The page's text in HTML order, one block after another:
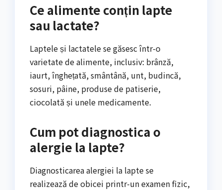
Ce alimente conțin lapte
sau lactate?
Laptele și lactatele se găsesc într-o
varietate de alimente, inclusiv: brânză,
iaurt, înghețată, smântână, unt, budincă,
sosuri, pâine, produse de patiserie,
ciocolată și unele medicamente.
Cum pot diagnostica o
alergie la lapte?
Diagnosticarea alergiei la lapte se
realizează de obicei printr-un examen fizic,